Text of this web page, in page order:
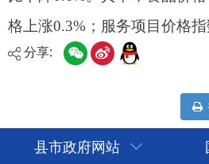
分享:
县市政府网站